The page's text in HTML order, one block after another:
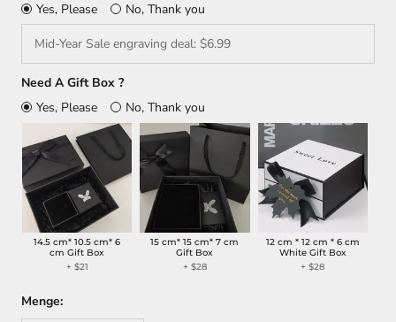
Yes, Please No, Thank you
Need A Gift Box ?
Yes, Please
No, Thank you
14.5 cm* 10.5 cm* 6
cm Gift Box
+ $21
15 cm* 15 cm* 7 cm
Gift Box
+ $28
12 cm * 12 cm * 6 cm
White Gift Box
+ $28
Menge: